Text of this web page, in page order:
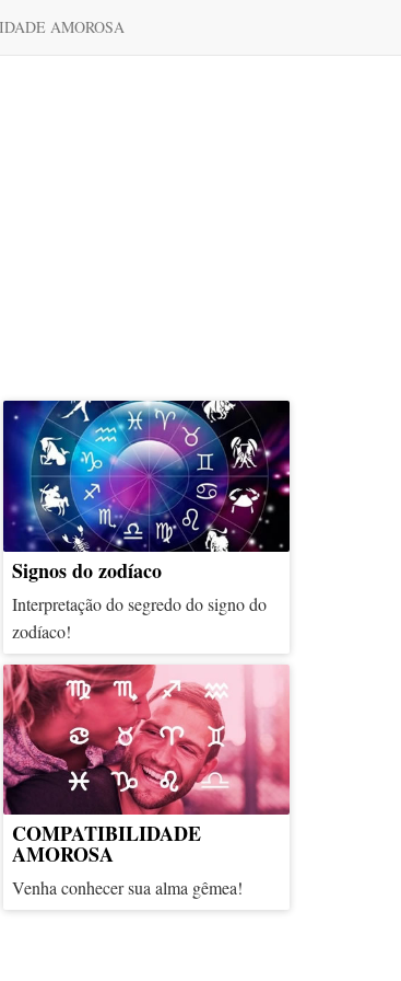
AMOROSA
Signos do zodíaco
Interpretação do segredo do signo do
zodíaco!
COMPATIBILIDADE
AMOROSA
Venha conhecer sua alma gêmea!